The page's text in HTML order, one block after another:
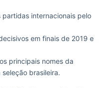
internacionais pelo
em finais de 2019 e
principais nomes da
brasileira.